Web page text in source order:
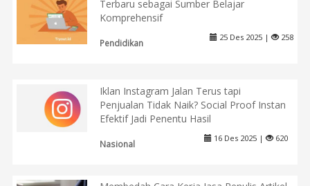
Terbaru sebagai Sumber Belajar
Komprehensif
Pendidikan
25 Des 2025 | 258
Iklan Instagram Jalan Terus tapi
Penjualan Tidak Naik? Social Proof Instan
Efektif Jadi Penentu Hasil
Nasional
16 Des 2025 | 620